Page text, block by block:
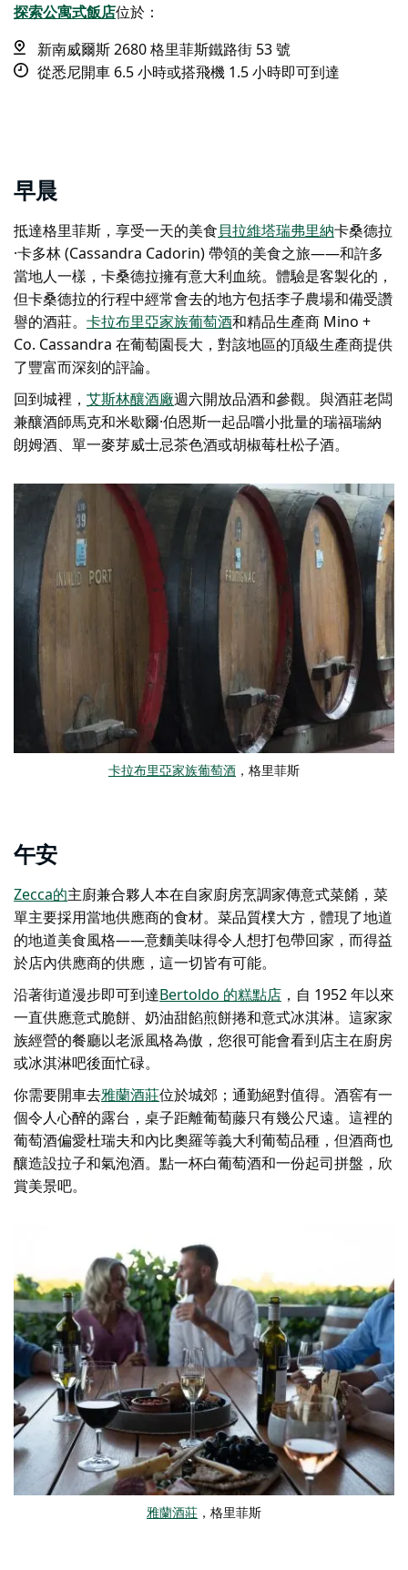
探索公寓式飯店位於：
新南威爾斯 2680 格里菲斯鐵路街 53 號
從悉尼開車 6.5 小時或搭飛機 1.5 小時即可到達
早晨
抵達格里菲斯，享受一天的美食貝拉維塔瑞弗里納卡桑德拉
·卡多林 (Cassandra Cadorin) 帶領的美食之旅——和許多
當地人一樣，卡桑德拉擁有意大利血統。體驗是客製化的，
但卡桑德拉的行程中經常會去的地方包括李子農場和備受讚
譽的酒莊。 卡拉布里亞家族葡萄酒和精品生產商 Mino +
Co. Cassandra 在葡萄園長大，對該地區的頂級生產商提供
了豐富而深刻的評論。
回到城裡， 艾斯林釀酒廠週六開放品酒和參觀。與酒莊老闆
兼釀酒師馬克和米歇爾·伯恩斯一起品嚐小批量的瑞福瑞納
朗姆酒、單一麥芽威士忌茶色酒或胡椒莓杜松子酒。
卡拉布里亞家族葡萄酒 ，格里菲斯
午安
Zecca的主廚兼合夥人本在自家廚房烹調家傳意式菜餚，菜
單主要採用當地供應商的食材。菜品質樸大方，體現了地道
的地道美食風格——意麵美味得令人想打包帶回家，而得益
於店內供應商的供應，這一切皆有可能。
沿著街道漫步即可到達Bertoldo 的糕點店 ，自 1952 年以來
一直供應意式脆餅、奶油甜餡煎餅捲和意式冰淇淋。這家家
族經營的餐廳以老派風格為傲，您很可能會看到店主在廚房
或冰淇淋吧後面忙碌。
你需要開車去雅蘭酒莊位於城郊；通勤絕對值得。酒窖有一
個令人心醉的露台，桌子距離葡萄藤只有幾公尺遠。這裡的
葡萄酒偏愛杜瑞夫和內比奧羅等義大利葡萄品種，但酒商也
釀造設拉子和氣泡酒。點一杯白葡萄酒和一份起司拼盤，欣
賞美景吧。
雅蘭酒莊 ，格里菲斯